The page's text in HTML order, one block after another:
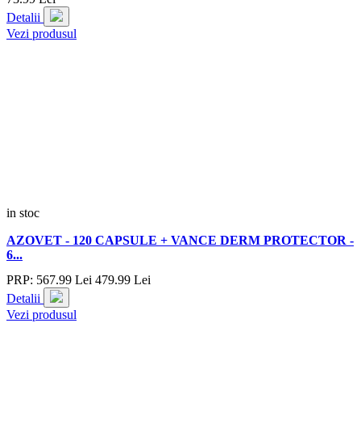
Detalii
Vezi produsul
in stoc
AZOVET - 120 CAPSULE + VANCE DERM PROTECTOR -
6...
PRP: 567.99 Lei 479.99 Lei
Detalii
Vezi produsul